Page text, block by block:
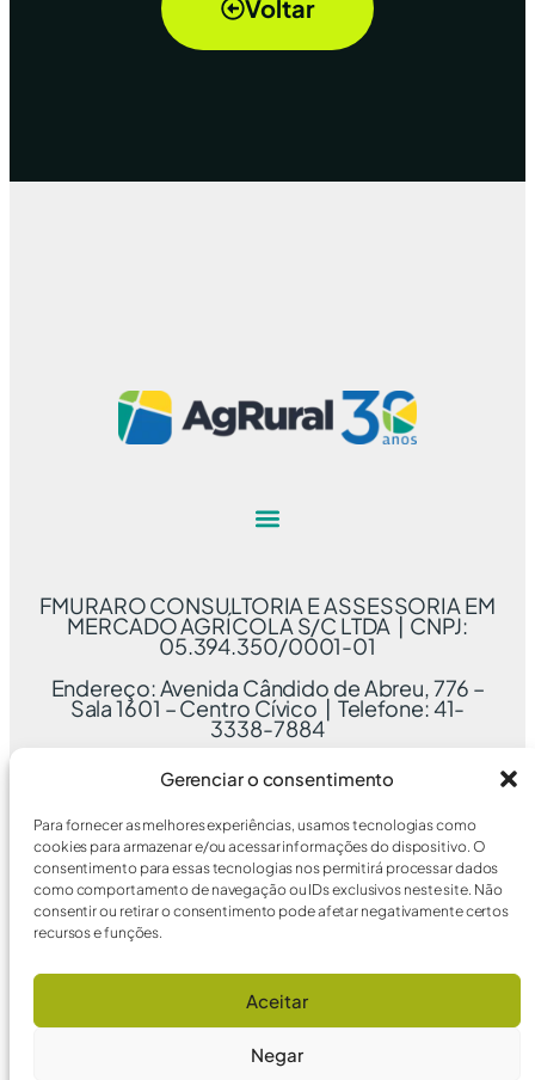
Gerenciar o consentimento
Para fornecer as melhores experiências, usamos tecnologias como
cookies para armazenar e/ou acessar informações do dispositivo. O
consentimento para essas tecnologias nos permitirá processar dados
como comportamento de navegação ou IDs exclusivos neste site. Não
consentir ou retirar o consentimento pode afetar negativamente certos
recursos e funções.
Aceitar
Negar
Voltar
FMURARO CONSULTORIA E ASSESSORIA EM
MERCADO AGRÍCOLA S/C LTDA | CNPJ:
05.394.350/0001-01
Endereço: Avenida Cândido de Abreu, 776 –
Sala 1601 – Centro Cívico | Telefone: 41-
3338-7884